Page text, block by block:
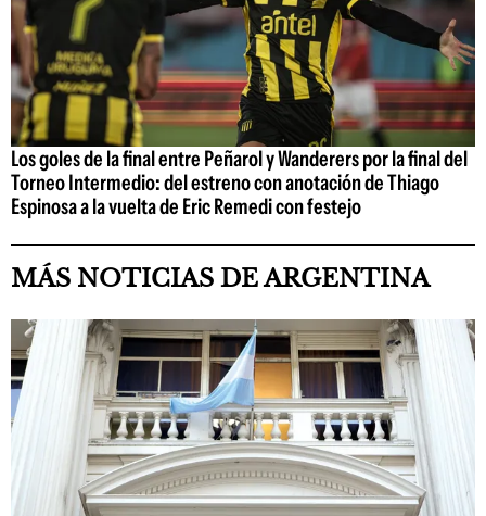
Los goles de la final entre Peñarol y Wanderers por la final del
Torneo Intermedio: del estreno con anotación de Thiago
Espinosa a la vuelta de Eric Remedi con festejo
MÁS NOTICIAS DE ARGENTINA